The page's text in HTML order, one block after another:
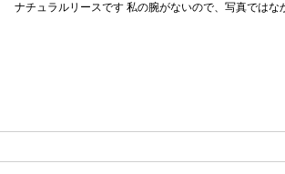
ナチュラルリースです 私の腕がないので、写真ではな